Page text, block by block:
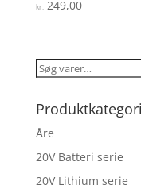
kr.249,00
Søg
Åre
20V Batteri serie
20V Lithium serie